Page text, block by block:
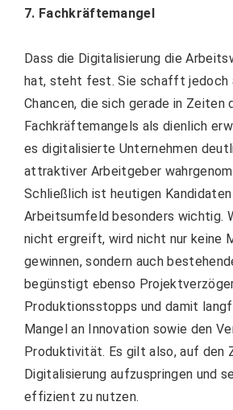
7. Fachkräftemangel
Dass die Digitalisierung die
hat, steht fest. Sie schafft jedoch
Chancen, die sich gerade in Zeiten
Fachkräftemangels als dienlich
es digitalisierte Unternehmen
attraktiver Arbeitgeber
Schließlich ist heutigen
Arbeitsumfeld besonders wichtig.
nicht ergreift, wird nicht nur keine
gewinnen, sondern auch
begünstigt ebenso
Produktionsstopps und damit
Mangel an Innovation sowie den
Produktivität. Es gilt also, auf den
Digitalisierung aufzuspringen und
effizient zu nutzen.